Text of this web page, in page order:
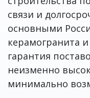
связи и
основными
керамогранита
гарантия
неизменно
минимально